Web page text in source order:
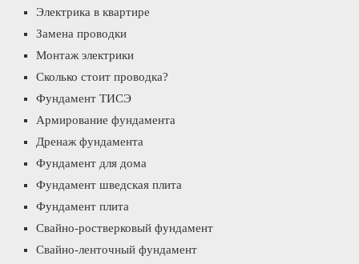
Электрика в квартире
Замена проводки
Монтаж электрики
Сколько стоит проводка?
Фундамент ТИСЭ
Армирование фундамента
Дренаж фундамента
Фундамент для дома
Фундамент шведская плита
Фундамент плита
Свайно-ростверковый фундамент
Свайно-ленточный фундамент